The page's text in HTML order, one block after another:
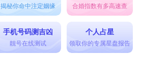
揭秘你命中注定姻缘 合婚指数有多高速查
手机号码测吉凶
靓号在线测试
个人占星
领取你的专属星盘报告